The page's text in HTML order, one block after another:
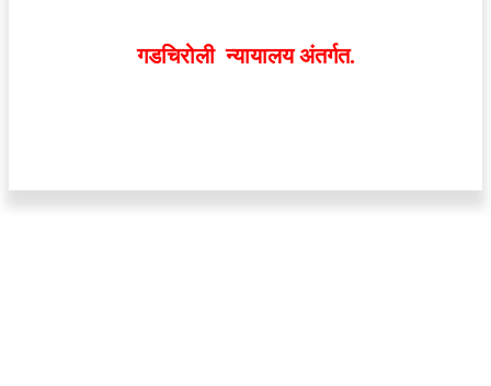
गडचिरोली न्यायालय अंतर्गत.